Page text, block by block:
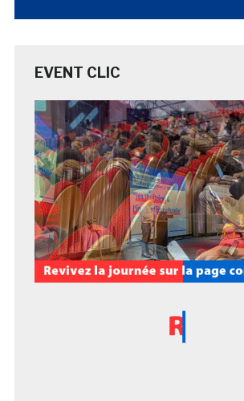
EVENT CLIC